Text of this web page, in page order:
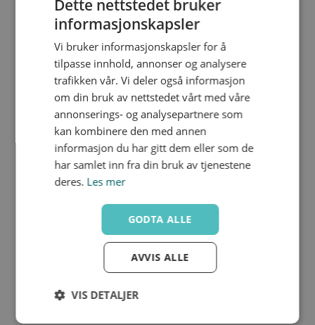
RVUIC040
32
40
190.0
111
87
155
100
31
Dette nettstedet bruker
informasjonskapsler
Vi bruker informasjonskapsler for å
tilpasse innhold, annonser og analysere
trafikken vår. Vi deler også informasjon
om din bruk av nettstedet vårt med våre
annonserings- og analysepartnere som
kan kombinere den med annen
informasjon du har gitt dem eller som de
har samlet inn fra din bruk av tjenestene
deres. Les mer
GODTA ALLE
AVVIS ALLE
VIS DETALJER